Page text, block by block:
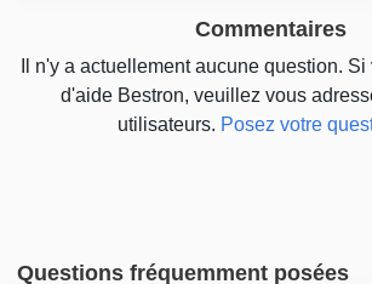
Commentaires
Il n'y a actuellement aucune question.
d'aide Bestron, veuillez vous
utilisateurs. Posez votre
Questions fréquemment posées